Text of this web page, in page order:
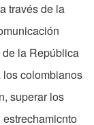
través de la
la República
colombianos
superar los